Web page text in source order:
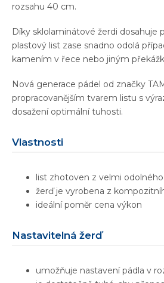
rozsahu 40 cm.
Díky sklolaminátové žerdi dosahuje
plastový list zase snadno odolá
kamením v řece nebo jiným
Nová generace pádel od značky
propracovanějším tvarem listu s
dosažení optimální tuhosti.
Vlastnosti
list zhotoven z velmi
žerď je vyrobena z
ideální poměr cena výkon
Nastavitelná žerď
umožňuje nastavení pádla v